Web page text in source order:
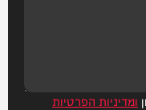
ומדיניות הפרטיות